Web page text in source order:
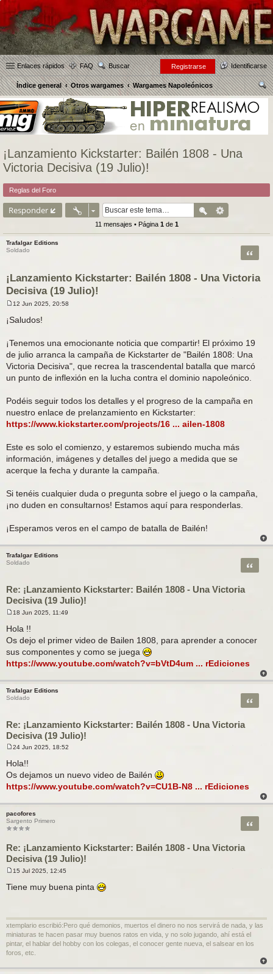
Enlaces rápidos FAQ Buscar Identificarse
Registrarse
Índice general Otros wargames
Wargames Napoleónicos
us
¡Lanzamiento Kickstarter: Bailén 1808 - Una
Victoria Decisiva (19 Julio)!
Reglas del Foro
Responder
11 mensajes • Página 1de 1
Trafalgar Editions
Soldado
¡Lanzamiento Kickstarter: Bailén 1808 - Una Victoria
Decisiva (19 Julio)!
Citar
e
n
j
e
12 Jun 2025, 20:58
¡Saludos!
¡Tenemos una emocionante noticia que compartir! El próximo 19
de julio arranca la campaña de Kickstarter de "Bailén 1808: Una
Victoria Decisiva", que recrea la trascendental batalla que marcó
un punto de inflexión en la lucha contra el dominio napoleónico.
Podéis seguir todos los detalles y el progreso de la campaña en
nuestro enlace de prelanzamiento en Kickstarter:
https://www.kickstarter.com/projects/16 ... ailen-1808
Este es solo el comienzo, y estaremos subiendo mucha más
información, imágenes y detalles del juego a medida que se
acerque la fecha y durante la campaña.
Si tenéis cualquier duda o pregunta sobre el juego o la campaña,
¡no duden en consultarnos! Estamos aquí para responderlas.
¡Esperamos veros en el campo de batalla de Bailén!
Trafalgar Editions
Soldado
Re: ¡Lanzamiento Kickstarter: Bailén 1808 - Una Victoria
Decisiva (19 Julio)!
Citar
n
s
j
e
18 Jun 2025, 11:49
Hola !!
Os dejo el primer video de Bailen 1808, para aprender a conocer
sus componentes y como se juega
https://www.youtube.com/watch?v=bVtD4um ... rEdiciones
Trafalgar Editions
Soldado
Re: ¡Lanzamiento Kickstarter: Bailén 1808 - Una Victoria
Decisiva (19 Julio)!
Citar
n
s
j
24 Jun 2025, 18:52
Hola!!
Os dejamos un nuevo video de Bailén
https://www.youtube.com/watch?v=CU1B-N8 ... rEdiciones
pacofores
Sargento Primero
Re: ¡Lanzamiento Kickstarter: Bailén 1808 - Una Victoria
Decisiva (19 Julio)!
Citar
n
e
15 Jul 2025, 12:45
Tiene muy buena pinta
xtemplario escribió:Pero qué demonios, muertos el dinero no nos servirá de nada, y las
miniaturas te hacen pasar muy buenos ratos en vida, y no solo jugando, ahí está el
pintar, el hablar del hobby con los colegas, el conocer gente nueva, el salsear en los
foros, etc.